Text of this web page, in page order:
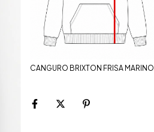
CANGURO BRIXTON FRISA MARINO